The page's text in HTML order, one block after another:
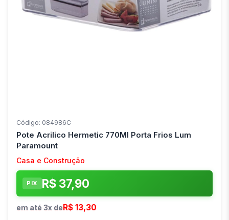
Código: 084986C
Pote Acrilico Hermetic 770Ml Porta Frios Lum
Paramount
Casa e Construção
PIX R$ 37,90
em até 3x deR$ 13,30